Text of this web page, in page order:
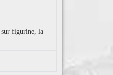
sur figurine, la